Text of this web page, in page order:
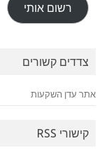
רשום אותי
צדדים קשורים
אתר עדן השקעות
קישורי RSS